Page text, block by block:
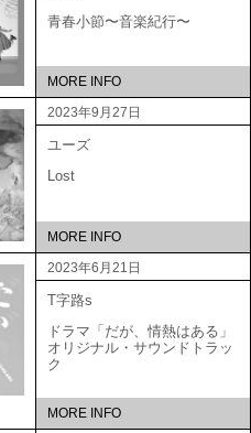
青春小節〜音楽紀行〜
MORE INFO
2023年9月27日
ユーズ
Lost
MORE INFO
2023年6月21日
T字路s
ドラマ「だが、情熱はある」
オリジナル・サウンドトラッ
ク
MORE INFO